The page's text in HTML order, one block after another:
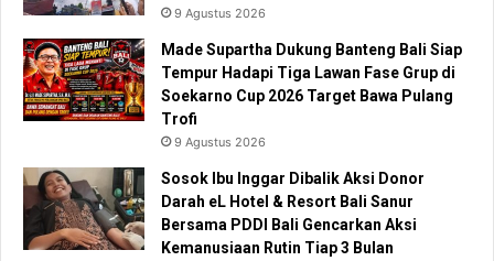
9 Agustus 2026
Made Supartha Dukung Banteng Bali Siap
Tempur Hadapi Tiga Lawan Fase Grup di
Soekarno Cup 2026 Target Bawa Pulang
Trofi
9 Agustus 2026
Sosok Ibu Inggar Dibalik Aksi Donor
Darah eL Hotel & Resort Bali Sanur
Bersama PDDI Bali Gencarkan Aksi
Kemanusiaan Rutin Tiap 3 Bulan